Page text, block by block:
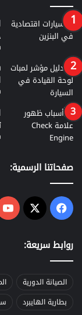
صفحاتنا الرسمية:
فيسبوك
‫X
روابط سريعة:
الصيانة الدورية
بطارية الهايبرد